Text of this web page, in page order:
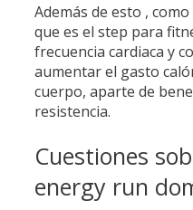
Además de esto ,
que es el step para
frecuencia cardiaca y
aumentar el gasto
cuerpo, aparte de
resistencia.
Cuestiones
energy run